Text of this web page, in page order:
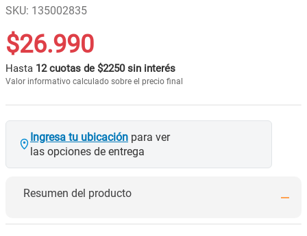
SKU: 135002835
$26.990
Hasta 12 cuotas de $2250 sin interés
Valor informativo calculado sobre el precio final
Ingresa tu ubicación para ver
las opciones de entrega
Resumen del producto